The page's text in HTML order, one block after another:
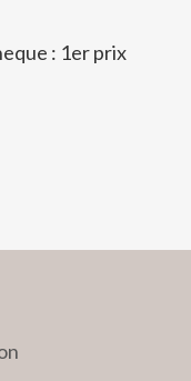
: 1er prix